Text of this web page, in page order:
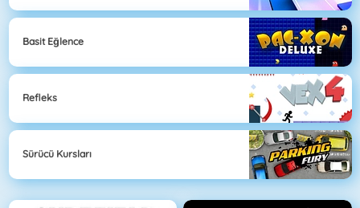
Basit Eğlence
Refleks
Sürücü Kursları